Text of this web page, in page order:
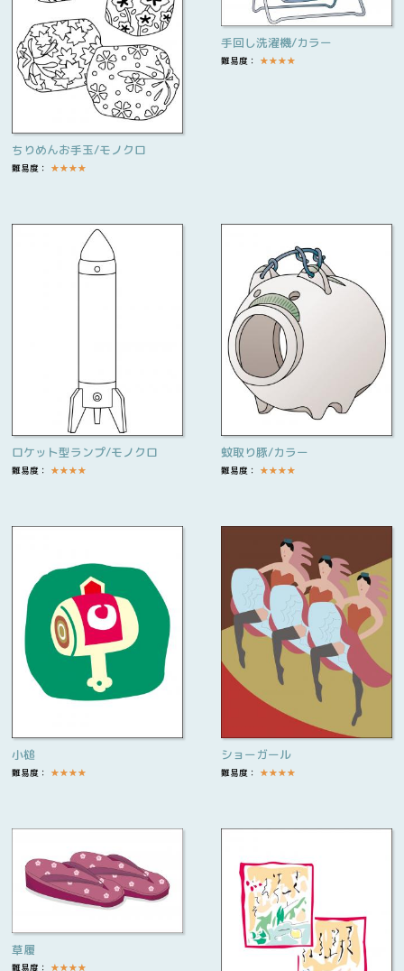
ちりめんお手玉/モノクロ
難易度： ★★★★
手回し洗濯機/カラー
難易度： ★★★★
ロケット型ランプ/モノクロ
難易度： ★★★★
蚊取り豚/カラー
難易度： ★★★★
小槌
難易度： ★★★★
ショーガール
難易度： ★★★★
草履
難易度： ★★★★